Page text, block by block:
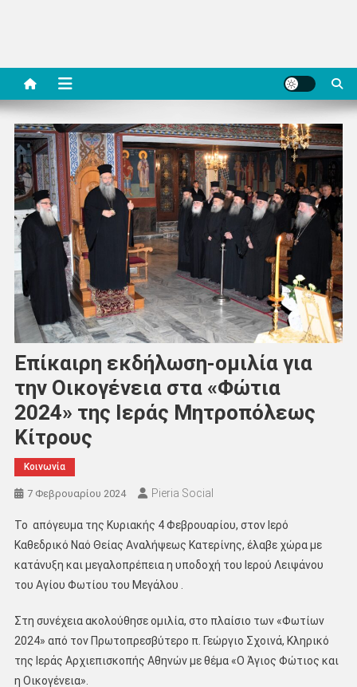
Επίκαιρη εκδήλωση-ομιλία για
την Οικογένεια στα «Φώτια
2024» της Ιεράς Μητροπόλεως
Κίτρους
Κοινωνία
7 Φεβρουαρίου 2024 Pieria Social
Το απόγευμα της Κυριακής 4 Φεβρουαρίου, στον Ιερό
Καθεδρικό Ναό Θείας Αναλήψεως Κατερίνης, έλαβε χώρα με
κατάνυξη και μεγαλοπρέπεια η υποδοχή του Ιερού Λειψάνου
του Αγίου Φωτίου του Μεγάλου .
Στη συνέχεια ακολούθησε ομιλία, στο πλαίσιο των «Φωτίων
2024» από τον Πρωτοπρεσβύτερο π. Γεώργιο Σχοινά, Κληρικό
της Ιεράς Αρχιεπισκοπής Αθηνών με θέμα «Ο Άγιος Φώτιος και
η Οικογένεια».